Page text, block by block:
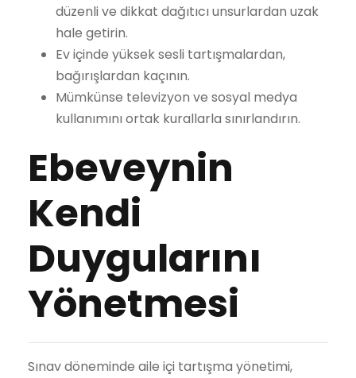
düzenli ve dikkat dağıtıcı unsurlardan uzak
hale getirin.
Ev içinde yüksek sesli tartışmalardan,
bağırışlardan kaçının.
Mümkünse televizyon ve sosyal medya
kullanımını ortak kurallarla sınırlandırın.
Ebeveynin
Kendi
Duygularını
Yönetmesi
Sınav döneminde aile içi tartışma yönetimi,